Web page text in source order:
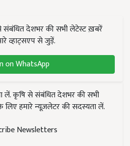
संबंधित देशभर की सभी लेटेस्ट ख़बरें
व्हाट्सएप से जुड़ें.
on WhatsApp
लें. कृषि से संबंधित देशभर की सभी
हमारे न्यूज़लेटर की सदस्यता लें.
Newsletters